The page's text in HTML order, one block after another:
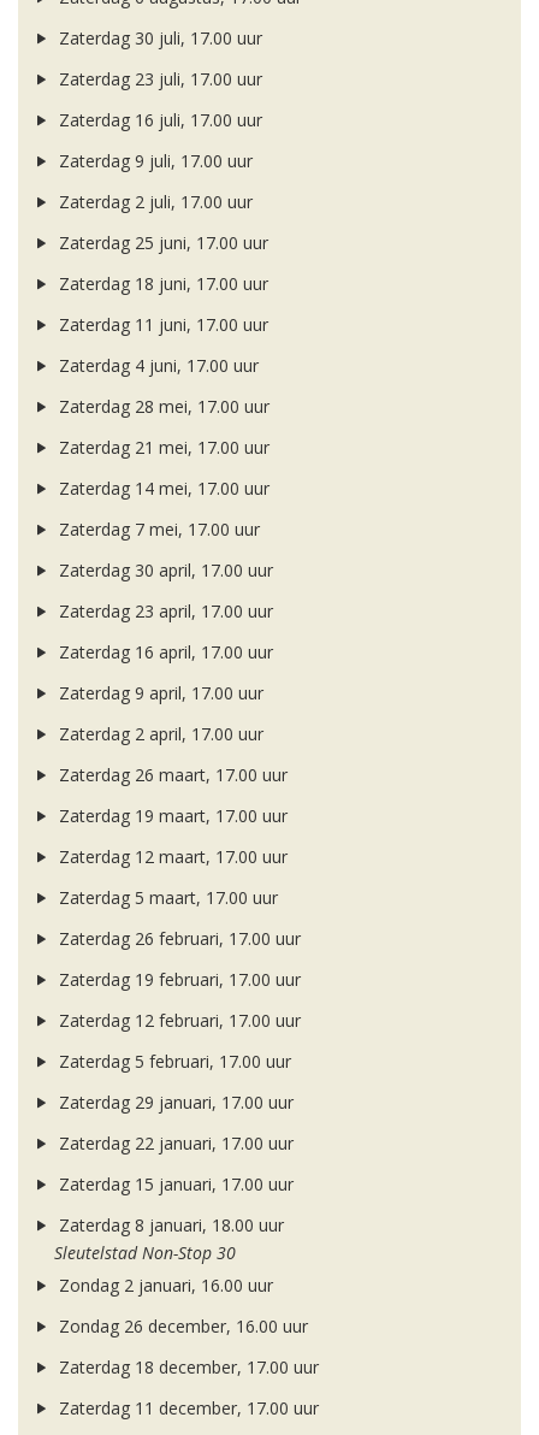
Zaterdag 30 juli, 17.00 uur
Zaterdag 23 juli, 17.00 uur
Zaterdag 16 juli, 17.00 uur
Zaterdag 9 juli, 17.00 uur
Zaterdag 2 juli, 17.00 uur
Zaterdag 25 juni, 17.00 uur
Zaterdag 18 juni, 17.00 uur
Zaterdag 11 juni, 17.00 uur
Zaterdag 4 juni, 17.00 uur
Zaterdag 28 mei, 17.00 uur
Zaterdag 21 mei, 17.00 uur
Zaterdag 14 mei, 17.00 uur
Zaterdag 7 mei, 17.00 uur
Zaterdag 30 april, 17.00 uur
Zaterdag 23 april, 17.00 uur
Zaterdag 16 april, 17.00 uur
Zaterdag 9 april, 17.00 uur
Zaterdag 2 april, 17.00 uur
Zaterdag 26 maart, 17.00 uur
Zaterdag 19 maart, 17.00 uur
Zaterdag 12 maart, 17.00 uur
Zaterdag 5 maart, 17.00 uur
Zaterdag 26 februari, 17.00 uur
Zaterdag 19 februari, 17.00 uur
Zaterdag 12 februari, 17.00 uur
Zaterdag 5 februari, 17.00 uur
Zaterdag 29 januari, 17.00 uur
Zaterdag 22 januari, 17.00 uur
Zaterdag 15 januari, 17.00 uur
Zaterdag 8 januari, 18.00 uur
Sleutelstad Non-Stop 30
Zondag 2 januari, 16.00 uur
Zondag 26 december, 16.00 uur
Zaterdag 18 december, 17.00 uur
Zaterdag 11 december, 17.00 uur